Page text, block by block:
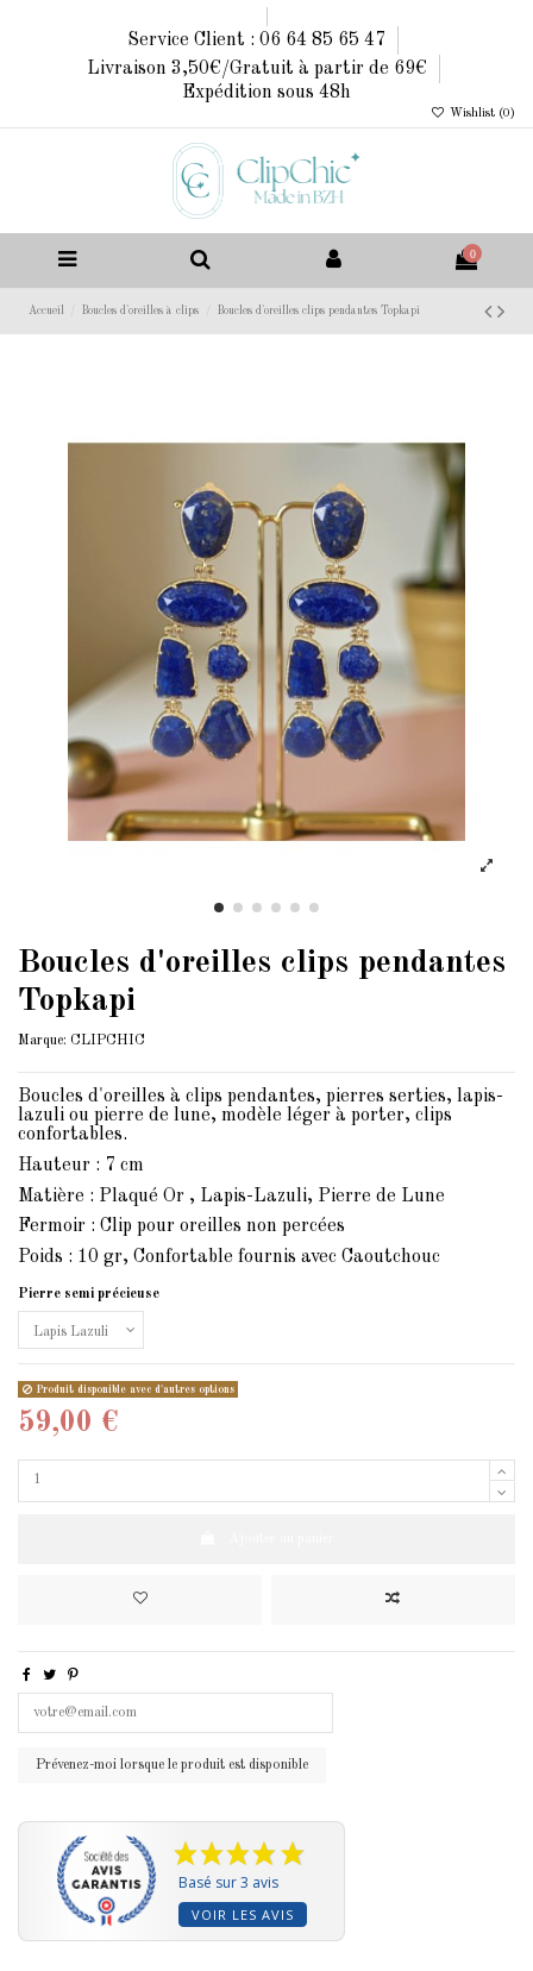
Service Client : 06 64 85 65 47
Livraison 3,50€/Gratuit à partir de 69€
Expédition sous 48h
Wishlist (0 )
0
Accueil Boucles d'oreilles à clips Boucles d'oreilles clips pendantes Topkapi
Boucles d'oreilles clips pendantes
Topkapi
Marque: CLIPCHIC
Boucles d'oreilles à clips pendantes, pierres serties, lapis-
lazuli ou pierre de lune, modèle léger à porter, clips
confortables.
Hauteur : 7 cm
Matière : Plaqué Or , Lapis-Lazuli, Pierre de Lune
Fermoir : Clip pour oreilles non percées
Poids : 10 gr, Confortable fournis avec Caoutchouc
Pierre semi précieuse
Produit disponible avec d'autres options
59,00 €
Basé sur 3 avis
VOIR LES AVIS